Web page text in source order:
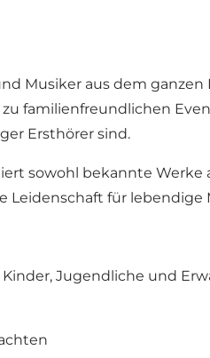
Musiker aus dem
familienfreundlichen
Ersthörer sind.
sowohl bekannte
Leidenschaft für lebendige
Jugendliche und